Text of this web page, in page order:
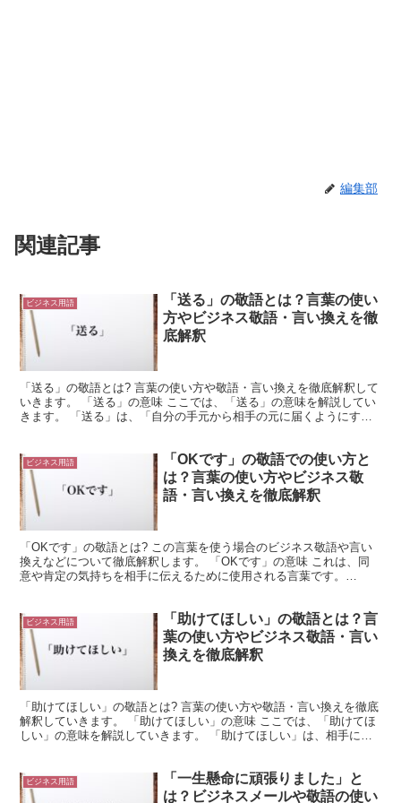
編集部
関連記事
ビジネス用語
「送る」の敬語とは？言葉の使い
方やビジネス敬語・言い換えを徹
底解釈
「送る」の敬語とは? 言葉の使い方や敬語・言い換えを徹底解釈して
いきます。 「送る」の意味 ここでは、「送る」の意味を解説してい
きます。 「送る」は、「自分の手元から相手の元に届くようにす
ビジネス用語
「OKです」の敬語での使い方と
は？言葉の使い方やビジネス敬
語・言い換えを徹底解釈
「OKです」の敬語とは? この言葉を使う場合のビジネス敬語や言い
換えなどについて徹底解釈します。 「OKです」の意味 これは、同
意や肯定の気持ちを相手に伝えるために使用される言葉です。
ビジネス用語
「助けてほしい」の敬語とは？言
葉の使い方やビジネス敬語・言い
換えを徹底解釈
「助けてほしい」の敬語とは? 言葉の使い方や敬語・言い換えを徹底
解釈していきます。 「助けてほしい」の意味 ここでは、「助けてほ
しい」の意味を解説していきます。 「助けてほしい」は、相手に助
ビジネス用語
「一生懸命に頑張りました」と
は？ビジネスメールや敬語の使い